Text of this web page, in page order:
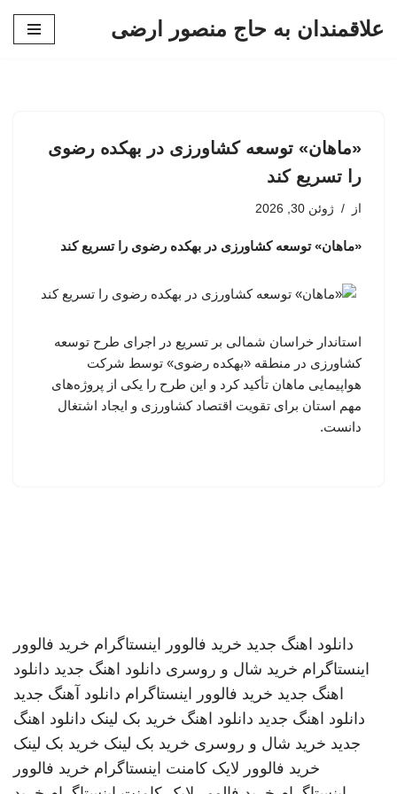
علاقمندان به حاج منصور ارضی
«ماهان» توسعه کشاورزی در بهکده رضوی
را تسریع کند
از ژوئن 30, 2026
«ماهان» توسعه کشاورزی در بهکده رضوی را تسریع کند
استاندار خراسان شمالی بر تسریع در اجرای طرح توسعه
کشاورزی در منطقه «بهکده رضوی» توسط شرکت
هواپیمایی ماهان تأکید کرد و این طرح را یکی از پروژه‌های
مهم استان برای تقویت اقتصاد کشاورزی و ایجاد اشتغال
دانست.
دانلود اهنگ جدید خرید فالوور اینستاگرام خرید فالوور
اینستاگرام خرید شال و روسری دانلود اهنگ جدید دانلود
اهنگ جدید خرید فالوور اینستاگرام دانلود آهنگ جدید
دانلود اهنگ جدید دانلود اهنگ خرید بک لینک دانلود اهنگ
جدید خرید شال و روسری خرید بک لینک خرید بک لینک
خرید فالوور لایک کامنت اینستاگرام خرید فالوور